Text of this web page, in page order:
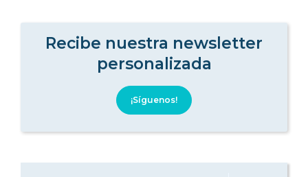
Recibe nuestra newsletter
personalizada
¡Síguenos!